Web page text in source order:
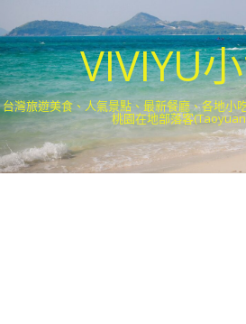
VIVIYU
台灣旅遊美食、人氣景點、最新餐廳、各地小
桃園在地部落客